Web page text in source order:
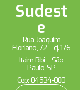
Sudest
e
Rua Joaquim
Floriano, 72 – cj. 176
Itaim Bibi – São
Paulo, SP
Cep: 04534-000